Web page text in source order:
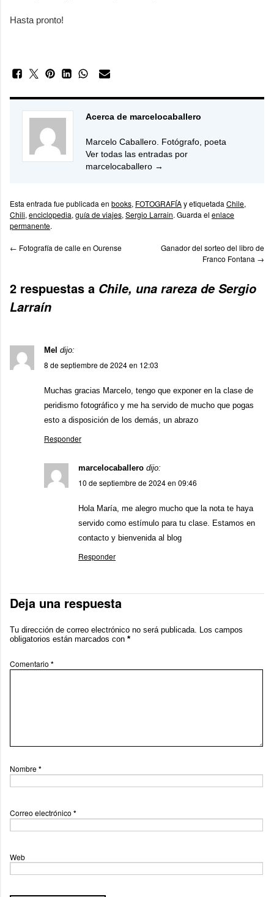
Hasta pronto!
Acerca de marcelocaballero
Marcelo Caballero. Fotógrafo, poeta
Ver todas las entradas por
marcelocaballero →
Esta entrada fue publicada en books, FOTOGRAFÍAy etiquetada Chile,
Chili, enciclopedia, guía de viajes, Sergio Larrain. Guarda el enlace
permanente.
← Fotografía de calle en Ourense
Ganador del sorteo del libro de
Franco Fontana →
2 respuestas a Chile, una rareza de Sergio
Larraín
Mel dijo:
8 de septiembre de 2024 en 12:03
Muchas gracias Marcelo, tengo que exponer en la clase de
peridismo fotográfico y me ha servido de mucho que pogas
esto a disposición de los demás, un abrazo
Responder
marcelocaballero dijo:
10 de septiembre de 2024 en 09:46
Hola María, me alegro mucho que la nota te haya
servido como estímulo para tu clase. Estamos en
contacto y bienvenida al blog
Responder
Deja una respuesta
Tu dirección de correo electrónico no será publicada.
Los campos
obligatorios están marcados con *
Comentario *
Nombre*
Correo electrónico *
Web